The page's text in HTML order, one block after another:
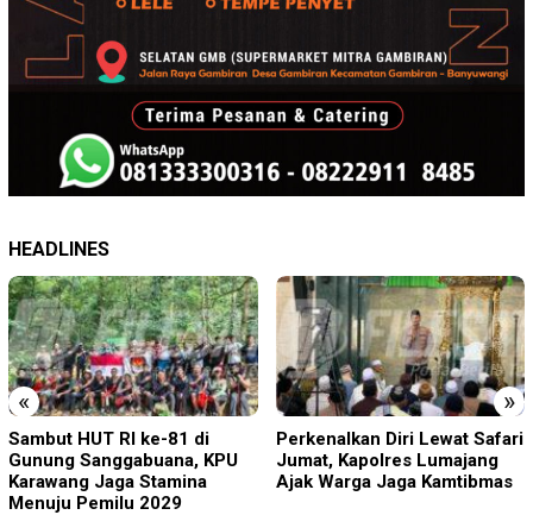
HEADLINES
« »
Sambut HUT RI ke-81 di
Gunung Sanggabuana, KPU
Karawang Jaga Stamina
Menuju Pemilu 2029
Perkenalkan Diri Lewat Safari
Jumat, Kapolres Lumajang
Ajak Warga Jaga Kamtibmas